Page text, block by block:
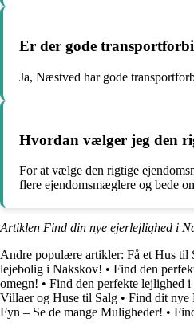
Er der gode
Ja, Næstved har gode
Hvordan vælger jeg den
For at vælge den rigtige
flere ejendomsmæglere og bede
Artiklen Find din nye ejerlejlighed i
Andre populære artikler: Få et Hus til
lejebolig i Nakskov! • Find den
omegn! • Find den perfekte lejlighed
Villaer og Huse til Salg • Find dit nye
Fyn – Se de mange Muligheder! •